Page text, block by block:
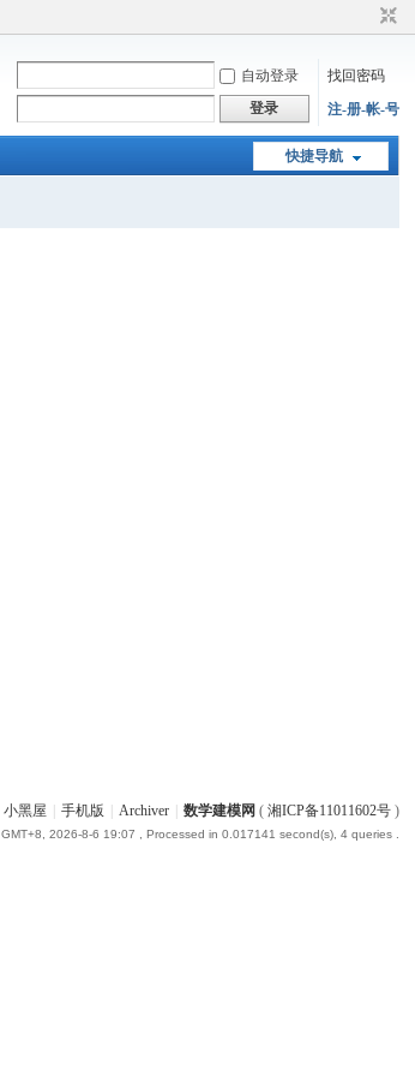
自动登录
找回密码
登录 注-册-帐-号
快捷导航
小黑屋 手机版 Archiver 数学建模网 ( 湘ICP备11011602号)
GMT+8, 2026-8-6 19:07 , Processed in 0.017141 second(s), 4 queries .